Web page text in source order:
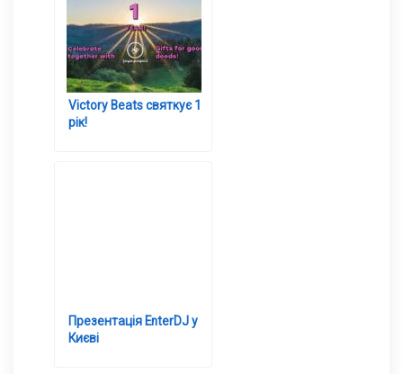
Victory Beats святкує 1
рік!
Презентація EnterDJ у
Києві